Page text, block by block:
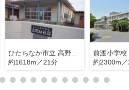
ひたちなか市立 高野幼稚園
約1618m／21分
前渡小学校
約2300m